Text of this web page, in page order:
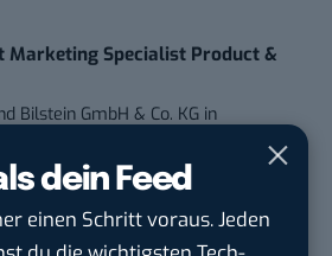
dein Feed
einen Schritt voraus. Jeden
Marketing Specialist Product &
Bilstein GmbH & Co. KG in
& Online Marketing Manager